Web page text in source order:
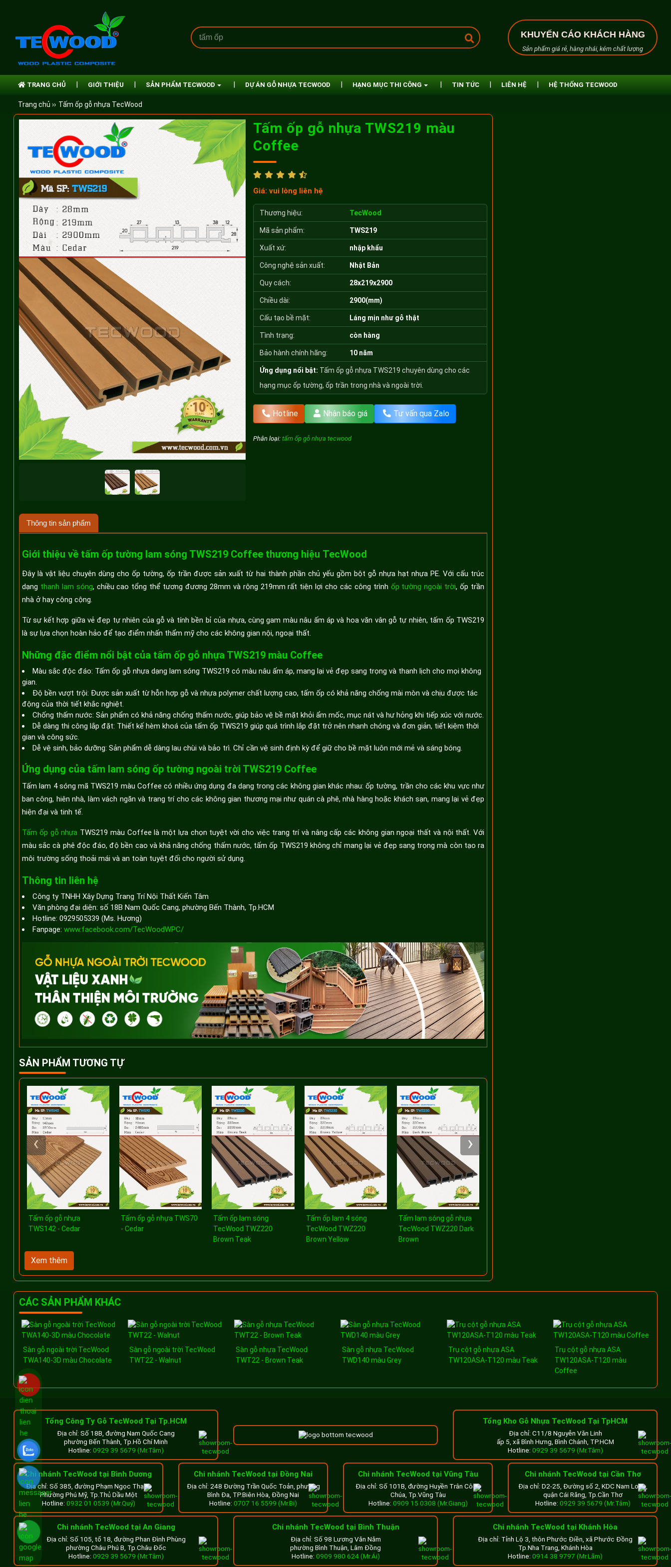
KHUYẾN CÁO KHÁCH HÀNG
Sản phẩm giá rẻ, hàng nhái, kém chất lượng
TRANG CHỦ GIỚI THIỆU SẢN PHẨM TECWOOD DỰ ÁN GỖ NHỰA TECWOOD HẠNG MỤC THI CÔNG TIN TỨC LIÊN HỆ HỆ THỐNG TECWOOD
Trang chủ ›› Tấm ốp gỗ nhựa TecWood
Tấm ốp gỗ nhựa TWS219 màu
Coffee
Giá: vui lòng liên hệ
Thương hiệu: TecWood
Mã sản phẩm: TWS219
Xuất xứ: nhập khẩu
Công nghệ sản xuất: Nhật Bản
Quy cách: 28x219x2900
Chiều dài: 2900(mm)
Cấu tạo bề mặt: Láng mịn như gỗ thật
Tình trạng: còn hàng
Bảo hành chính hãng: 10 năm
Ứng dụng nổi bật: Tấm ốp gỗ nhựa TWS219 chuyên dùng cho các
hạng mục ốp tường, ốp trần trong nhà và ngoài trời.
Hotline Nhận báo giá Tư vấn qua Zalo
Phân loại: tấm ốp gỗ nhựa tecwood
Thông tin sản phẩm
Giới thiệu về tấm ốp tường lam sóng TWS219 Coffee thương hiệu TecWood
Đây là vật liệu chuyên dùng cho ốp tường, ốp trần được sản xuất từ hai thành phần chủ yếu gồm bột gỗ nhựa hạt nhựa PE. Với cấu trúc
dạng thanh lam sóng, chiều cao tổng thể tương đương 28mm và rộng 219mm rất tiện lợi cho các công trình ốp tường ngoài trời, ốp trần
nhà ở hay công cộng.
Từ sự kết hợp giữa vẻ đẹp tự nhiên của gỗ và tính bền bỉ của nhựa, cùng gam màu nâu ấm áp và hoa văn vân gỗ tự nhiên, tấm ốp TWS219
là sự lựa chọn hoàn hảo để tạo điểm nhấn thẩm mỹ cho các không gian nội, ngoại thất.
Những đặc điểm nổi bật của tấm ốp gỗ nhựa TWS219 màu Coffee
Màu sắc độc đáo: Tấm ốp gỗ nhựa dạng lam sóng TWS219 có màu nâu ấm áp, mang lại vẻ đẹp sang trọng và thanh lịch cho mọi không
gian.
Độ bền vượt trội: Được sản xuất từ hỗn hợp gỗ và nhựa polymer chất lượng cao, tấm ốp có khả năng chống mài mòn và chịu được tác
động của thời tiết khắc nghiệt.
Chống thấm nước: Sản phẩm có khả năng chống thấm nước, giúp bảo vệ bề mặt khỏi ẩm mốc, mục nát và hư hỏng khi tiếp xúc với nước.
Dễ dàng thi công lắp đặt: Thiết kế hèm khoá của tấm ốp TWS219 giúp quá trình lắp đặt trở nên nhanh chóng và đơn giản, tiết kiệm thời
gian và công sức.
Dễ vệ sinh, bảo dưỡng: Sản phẩm dễ dàng lau chùi và bảo trì. Chỉ cần vệ sinh định kỳ để giữ cho bề mặt luôn mới mẻ và sáng bóng.
Ứng dụng của tấm lam sóng ốp tường ngoài trời TWS219 Coffee
Tấm lam 4 sóng mã TWS219 màu Coffee có nhiều ứng dụng đa dạng trong các không gian khác nhau: ốp tường, trần cho các khu vực như
ban công, hiên nhà, làm vách ngăn và trang trí cho các không gian thương mại như quán cà phê, nhà hàng hoặc khách sạn, mang lại vẻ đẹp
hiện đại và tinh tế.
Tấm ốp gỗ nhựa TWS219 màu Coffee là một lựa chọn tuyệt vời cho việc trang trí và nâng cấp các không gian ngoại thất và nội thất. Với
màu sắc cà phê độc đáo, độ bền cao và khả năng chống thấm nước, tấm ốp TWS219 không chỉ mang lại vẻ đẹp sang trọng mà còn tạo ra
môi trường sống thoải mái và an toàn tuyệt đối cho người sử dụng.
Thông tin liên hệ
Công ty TNHH Xây Dựng Trang Trí Nội Thất Kiến Tâm
Văn phòng đại diện: số 18B Nam Quốc Cang, phường Bến Thành, Tp.HCM
Hotline: 0929505339 (Ms. Hương)
Fanpage: www.facebook.com/TecWoodWPC/
SẢN PHẨM TƯƠNG TỰ
Tấm ốp gỗ nhựa
TWS142 - Cedar
Tấm ốp gỗ nhựa TWS70
- Cedar
Tấm ốp lam sóng
TecWood TWZ220
Brown Teak
Tấm ốp lam 4 sóng
TecWood TWZ220
Brown Yellow
Tấm lam sóng gỗ nhựa
TecWood TWZ220 Dark
Brown
‹ ›
Xem thêm
CÁC SẢN PHẨM KHÁC
Sàn gỗ ngoài trời TecWood
TWA140-3D màu Chocolate
Sàn gỗ ngoài trời TecWood
TWT22 - Walnut
Sàn gỗ nhựa TecWood
TWT22 - Brown Teak
Sàn gỗ nhựa TecWood
TWD140 màu Grey
Trụ cột gỗ nhựa ASA
TW120ASA-T120 màu Teak
Trụ cột gỗ nhựa ASA
TW120ASA-T120 màu
Coffee
Tổng Công Ty Gỗ TecWood Tại Tp.HCM
Địa chỉ: Số 18B, đường Nam Quốc Cang
phường Bến Thành, Tp.Hồ Chí Minh
Hotline: 0929 39 5679 (Mr.Tâm)
Tổng Kho Gỗ Nhựa TecWood Tại TpHCM
Địa chỉ: C11/8 Nguyễn Văn Linh
ấp 5, xã Bình Hưng, Bình Chánh, TP.HCM
Hotline: 0929 39 5679 (Mr.Tâm)
Chi nhánh TecWood tại Bình Dương
Địa chỉ: Số 385, đường Phạm Ngọc Thạch
Phường Phú Mỹ, Tp.Thủ Dầu Một
Hotline: 0932 01 0539 (Mr.Quý)
Chi nhánh TecWood tại Đồng Nai
Địa chỉ: 248 Đường Trần Quốc Toản, phường
Bình Đa, TP.Biên Hòa, Đồng Nai
Hotline: 0707 16 5599 (Mr.Bi)
Chi nhánh TecWood tại Vũng Tàu
Địa chỉ: Số 101B, đường Huyền Trân Công
Chúa, Tp.Vũng Tàu
Hotline: 0909 15 0308 (Mr.Giang)
Chi nhánh TecWood tại Cần Thơ
Địa chỉ: D2-25, Đường số 2, KDC Nam Long,
quận Cái Răng, Tp.Cần Thơ
Hotline: 0929 39 5679 (Mr.Tâm)
Chi nhánh TecWood tại An Giang
Địa chỉ: Số 105, tổ 18, đường Phan Đình Phùng
phường Châu Phú B, Tp.Châu Đốc
Hotline: 0929 39 5679 (Mr.Tâm)
Chi nhánh TecWood tại Bình Thuận
Địa chỉ: Số 98 Lương Văn Năm
phường Bình Thuận, Lâm Đồng
Hotline: 0909 980 624 (Mr.Ái)
Chi nhánh TecWood tại Khánh Hòa
Địa chỉ: Tỉnh Lộ 3, thôn Phước Điền, xã Phước Đồng
Tp.Nha Trang, Khánh Hòa
Hotline: 0914 38 9797 (Mr.Lãm)